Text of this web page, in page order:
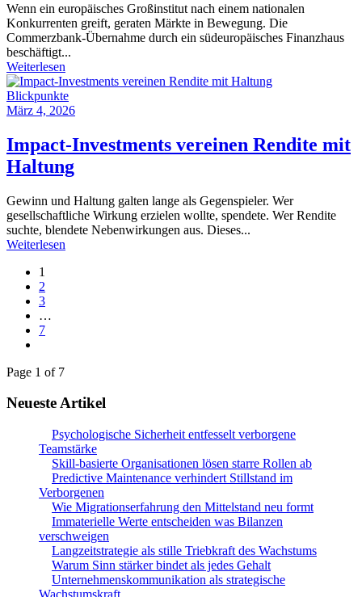
Wenn ein europäisches Großinstitut nach einem nationalen
Konkurrenten greift, geraten Märkte in Bewegung. Die
Commerzbank-Übernahme durch ein südeuropäisches Finanzhaus
beschäftigt...
Weiterlesen
Blickpunkte
März 4, 2026
Impact-Investments vereinen Rendite mit
Haltung
Gewinn und Haltung galten lange als Gegenspieler. Wer
gesellschaftliche Wirkung erzielen wollte, spendete. Wer Rendite
suchte, blendete Nebenwirkungen aus. Dieses...
Weiterlesen
1
2
3
…
7
Page 1 of 7
Neueste Artikel
Psychologische Sicherheit entfesselt verborgene
Teamstärke
Skill-basierte Organisationen lösen starre Rollen ab
Predictive Maintenance verhindert Stillstand im
Verborgenen
Wie Migrationserfahrung den Mittelstand neu formt
Immaterielle Werte entscheiden was Bilanzen
verschweigen
Langzeitstrategie als stille Triebkraft des Wachstums
Warum Sinn stärker bindet als jedes Gehalt
Unternehmenskommunikation als strategische
Wachstumskraft